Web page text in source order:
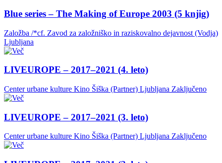
Blue series – The Making of Europe 2003 (5 knjig)
Založba /*cf. Zavod za založniško in raziskovalno dejavnost (Vodja)
Ljubljana
LIVEUROPE – 2017–2021 (4. leto)
Center urbane kulture Kino Šiška (Partner) Ljubljana Zaključeno
LIVEUROPE – 2017–2021 (3. leto)
Center urbane kulture Kino Šiška (Partner) Ljubljana Zaključeno